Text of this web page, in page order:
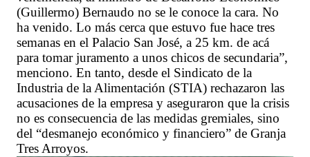
(Guillermo) Bernaudo no se le conoce la cara. No
ha venido. Lo más cerca que estuvo fue hace tres
semanas en el Palacio San José, a 25 km. de acá
para tomar juramento a unos chicos de secundaria”,
menciono. En tanto, desde el Sindicato de la
Industria de la Alimentación (STIA) rechazaron las
acusaciones de la empresa y aseguraron que la crisis
no es consecuencia de las medidas gremiales, sino
del “desmanejo económico y financiero” de Granja
Tres Arroyos.